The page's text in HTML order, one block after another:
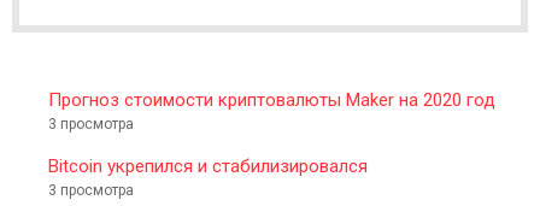
R
Прогноз стоимости криптовалюты Maker на 2020 год
3 просмотра
Bitcoin укрепился и стабилизировался
3 просмотра